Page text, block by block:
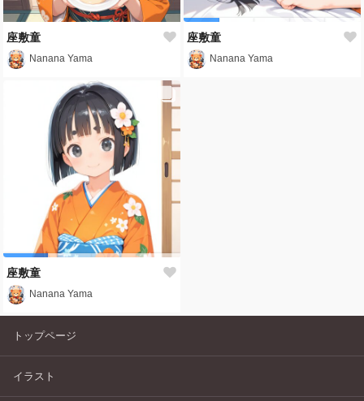
座敷童
Nanana Yama
座敷童
Nanana Yama
座敷童
Nanana Yama
トップページ
イラスト